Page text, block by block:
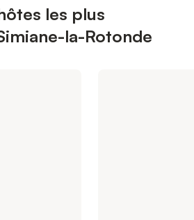
les plus
la-Rotonde